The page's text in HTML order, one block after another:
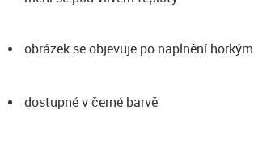
obrázek se objevuje po naplnění
dostupné v černé barvě